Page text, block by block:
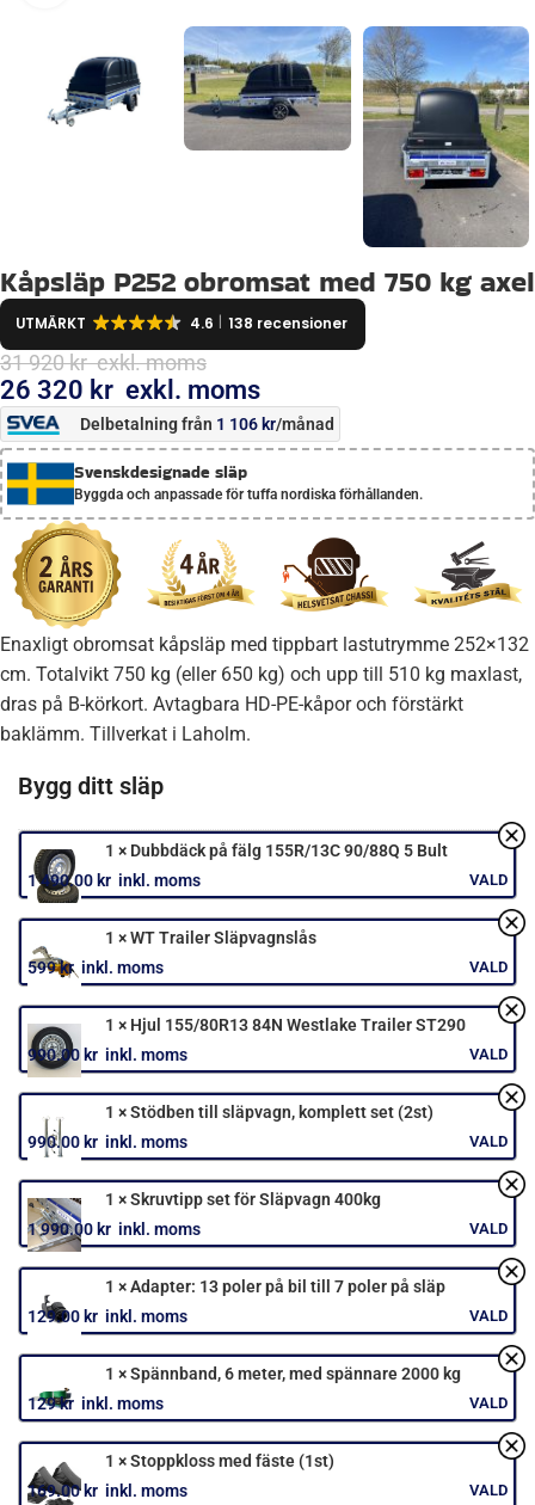
Kåpsläp P252 obromsat med 750 kg axel
UTMÄRKT 4.6 138 recensioner
31 920kr‎ exkl. moms
26 320 kr ‎ exkl. moms
Delbetalning från 1 106 kr/månad
Svenskdesignade släp
Byggda och anpassade för tuffa nordiska förhållanden.
Enaxligt obromsat kåpsläp med tippbart lastutrymme 252×132
cm. Totalvikt 750 kg (eller 650 kg) och upp till 510 kg maxlast,
dras på B-körkort. Avtagbara HD-PE-kåpor och förstärkt
baklämm. Tillverkat i Laholm.
TOTALVIKT
Välj önskad Utlämningsdepå:
Välj önskat upphämtningsdatum:
Hämtning tillgänglig inom 3 dagar till 2 månader, exklusive helger.
Bygg ditt släp
1 × Dubbdäck på fälg 155R/13C 90/88Q 5 Bult
1 490.00kr inkl. moms
1 ×WT Trailer Släpvagnslås
599kr inkl. moms
1 ×Hjul 155/80R13 84N Westlake Trailer ST290
990.00kr inkl. moms